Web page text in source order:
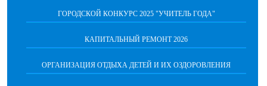
ГОРОДСКОЙ КОНКУРС 2025 "УЧИТЕЛЬ ГОДА"
КАПИТАЛЬНЫЙ РЕМОНТ 2026
ОРГАНИЗАЦИЯ ОТДЫХА ДЕТЕЙ И ИХ ОЗДОРОВЛЕНИЯ